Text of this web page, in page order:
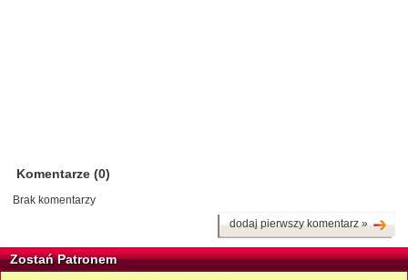
Komentarze (0)
Brak komentarzy
dodaj pierwszy komentarz »
Zostań Patronem